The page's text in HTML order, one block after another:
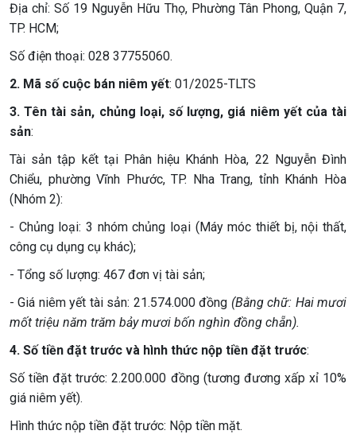
Địa chỉ: Số 19 Nguyễn Hữu Thọ, Phường Tân Phong, Quận 7,
TP. HCM;
Số điện thoại: 028 37755060.
2. Mã số cuộc bán niêm yết: 01/2025-TLTS
3. Tên tài sản, chủng loại, số lượng, giá niêm yết của tài
sản:
Tài sản tập kết tại Phân hiệu Khánh Hòa, 22 Nguyễn Đình
Chiểu, phường Vĩnh Phước, TP. Nha Trang, tỉnh Khánh Hòa
(Nhóm 2):
- Chủng loại: 3 nhóm chủng loại (Máy móc thiết bị, nội thất,
công cụ dụng cụ khác);
- Tổng số lượng: 467 đơn vị tài sản;
- Giá niêm yết tài sản: 21.574.000 đồng (Bằng chữ: Hai mươi
mốt triệu năm trăm bảy mươi bốn nghìn đồng chẵn).
4. Số tiền đặt trước và hình thức nộp tiền đặt trước:
Số tiền đặt trước: 2.200.000 đồng (tương đương xấp xỉ 10%
giá niêm yết).
Hình thức nộp tiền đặt trước: Nộp tiền mặt.